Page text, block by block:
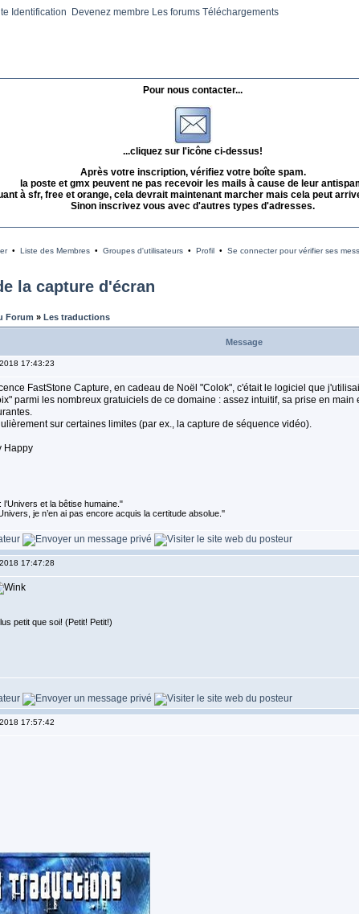
Identification Devenez membre Les forums Téléchargements
Pour nous contacter...
...cliquez sur l'icône ci-dessus!
Après votre inscription, vérifiez votre boîte spam.
la poste et gmx peuvent ne pas recevoir les mails à cause de leur
à sfr, free et orange, cela devrait maintenant marcher mais cela peut
Sinon inscrivez vous avec d'autres types d'adresses.
• Liste des Membres• Groupes d'utilisateurs• Profil• Se connecter pour vérifier ses
la capture d'écran
Forum » Les traductions
Message
17:43:23
FastStone Capture, en cadeau de Noël "Colok", c'était le logiciel que
parmi les nombreux gratuiciels de ce domaine : assez intuitif, sa prise en
sur certaines limites (par ex., la capture de séquence vidéo).
et la bêtise humaine."
je n’en ai pas encore acquis la certitude absolue.''
17:47:28
petit que soi! (Petit! Petit!)
17:57:42